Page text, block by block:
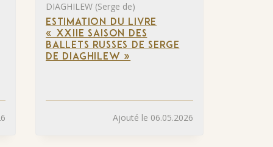
DIAGHILEW (Serge de)
ESTIMATION DU LIVRE
« XXIIE SAISON DES
BALLETS RUSSES DE SERGE
DE DIAGHILEW »
Ajouté le 06.05.2026